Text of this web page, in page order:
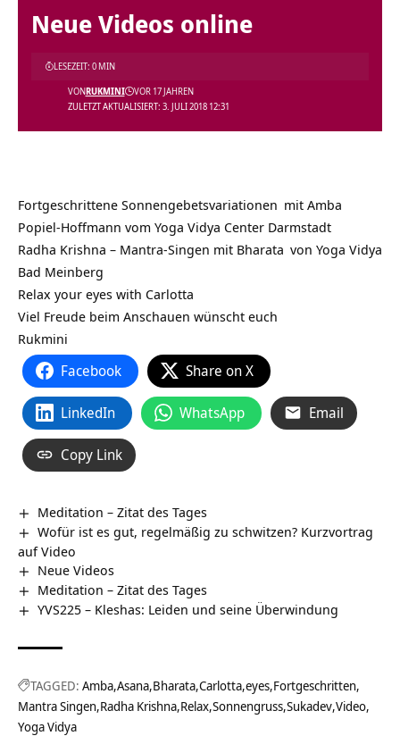
Neue Videos online
ZULETZT AKTUALISIERT: 3. JULI 2018 12:31
VONRUKMINI VOR 17 JAHREN
LESEZEIT: 0 MIN
Fortgeschrittene Sonnengebetsvariationen mit Amba
Popiel-Hoffmann vom Yoga Vidya Center Darmstadt
Radha Krishna – Mantra-Singen mit Bharata von Yoga Vidya
Bad Meinberg
Relax your eyes with Carlotta
Viel Freude beim Anschauen wünscht euch
Rukmini
Facebook Share on X
LinkedIn WhatsApp Email
Copy Link
Meditation – Zitat des Tages
Wofür ist es gut, regelmäßig zu schwitzen? Kurzvortrag
auf Video
Neue Videos
Meditation – Zitat des Tages
YVS225 – Kleshas: Leiden und seine Überwindung
TAGGED: Amba Asana Bharata Carlotta eyes Fortgeschritten
Mantra Singen Radha Krishna Relax Sonnengruss Sukadev Video
Yoga Vidya